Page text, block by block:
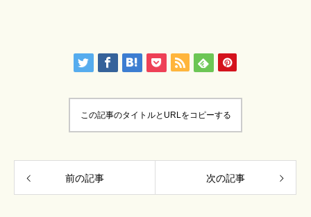
この記事のタイトルとURLをコピーする
前の記事 次の記事